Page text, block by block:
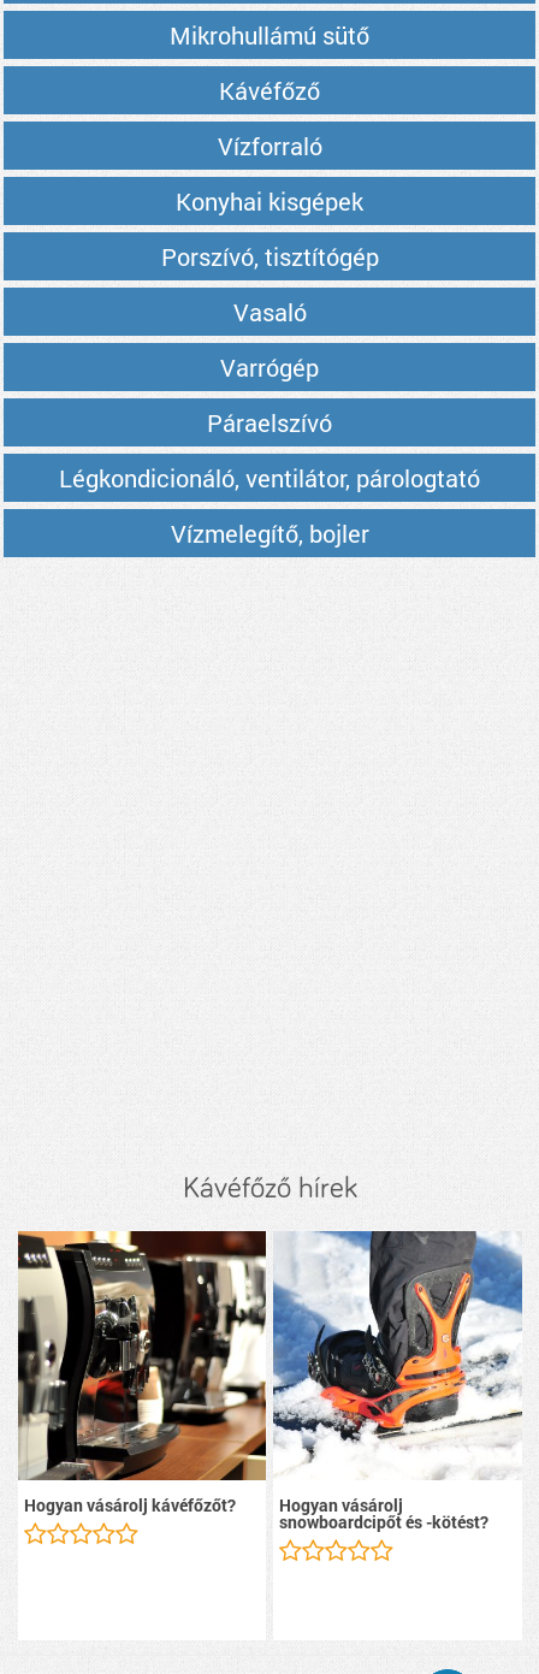
Mikrohullámú sütő
Kávéfőző
Vízforraló
Konyhai kisgépek
Porszívó, tisztítógép
Vasaló
Varrógép
Páraelszívó
Légkondicionáló, ventilátor, párologtató
Vízmelegítő, bojler
Kávéfőző hírek
Hogyan vásárolj kávéfőzőt? Hogyan vásárolj
snowboardcipőt és -kötést?